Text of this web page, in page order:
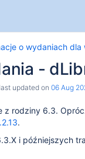
o wydaniach dla
-
updated on 06 Aug
z rodziny 6.3.
.
i późniejszych